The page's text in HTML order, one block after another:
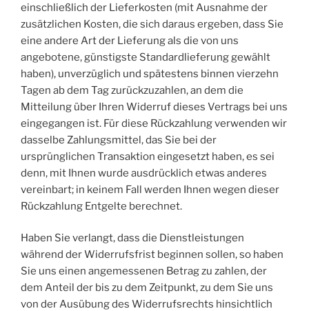
einschließlich der Lieferkosten (mit Ausnahme der
zusätzlichen Kosten, die sich daraus ergeben, dass Sie
eine andere Art der Lieferung als die von uns
angebotene, günstigste Standardlieferung gewählt
haben), unverzüglich und spätestens binnen vierzehn
Tagen ab dem Tag zurückzuzahlen, an dem die
Mitteilung über Ihren Widerruf dieses Vertrags bei uns
eingegangen ist. Für diese Rückzahlung verwenden wir
dasselbe Zahlungsmittel, das Sie bei der
ursprünglichen Transaktion eingesetzt haben, es sei
denn, mit Ihnen wurde ausdrücklich etwas anderes
vereinbart; in keinem Fall werden Ihnen wegen dieser
Rückzahlung Entgelte berechnet.
Haben Sie verlangt, dass die Dienstleistungen
während der Widerrufsfrist beginnen sollen, so haben
Sie uns einen angemessenen Betrag zu zahlen, der
dem Anteil der bis zu dem Zeitpunkt, zu dem Sie uns
von der Ausübung des Widerrufsrechts hinsichtlich